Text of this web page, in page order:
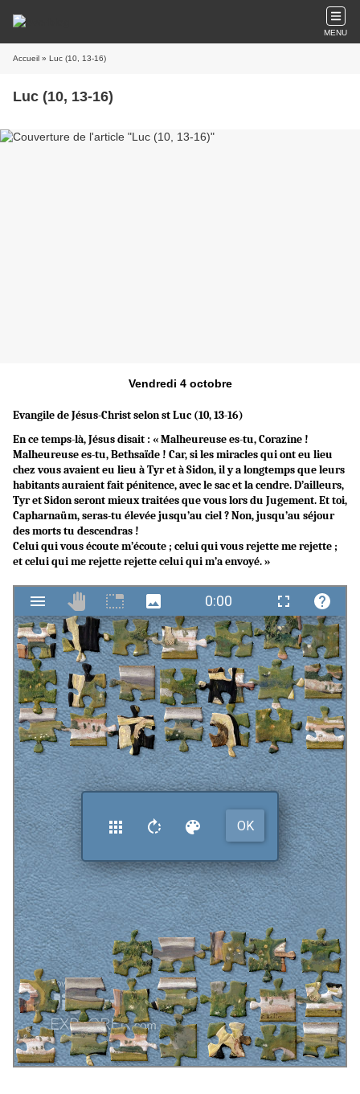
MENU
Accueil » Luc (10, 13-16)
Luc (10, 13-16)
Vendredi 4 octobre
Evangile de Jésus-Christ selon st Luc (10, 13-16)
En ce temps-là, Jésus disait : « Malheureuse es-tu, Corazine !
Malheureuse es-tu, Bethsaïde ! Car, si les miracles qui ont eu lieu
chez vous avaient eu lieu à Tyr et à Sidon, il y a longtemps que leurs
habitants auraient fait pénitence, avec le sac et la cendre. D’ailleurs,
Tyr et Sidon seront mieux traitées que vous lors du Jugement. Et toi,
Capharnaüm, seras-tu élevée jusqu’au ciel ? Non, jusqu’au séjour
des morts tu descendras !
Celui qui vous écoute m’écoute ; celui qui vous rejette me rejette ;
et celui qui me rejette rejette celui qui m’a envoyé. »